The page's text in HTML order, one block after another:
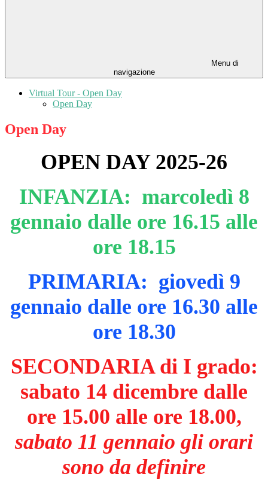
Menu di
navigazione
Virtual Tour - Open Day
Open Day
Open Day
OPEN DAY 2025-26
INFANZIA: marcoledì 8
gennaio dalle ore 16.15 alle
ore 18.15
PRIMARIA: giovedì 9
gennaio dalle ore 16.30 alle
ore 18.30
SECONDARIA di I grado:
sabato 14 dicembre dalle
ore 15.00 alle ore 18.00,
sabato 11 gennaio gli orari
sono da definire